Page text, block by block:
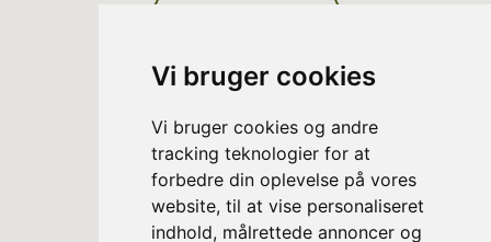
Vi bruger cookies
Vi bruger cookies og andre
tracking teknologier for at
forbedre din oplevelse på vores
website, til at vise personaliseret
indhold, målrettede annoncer og